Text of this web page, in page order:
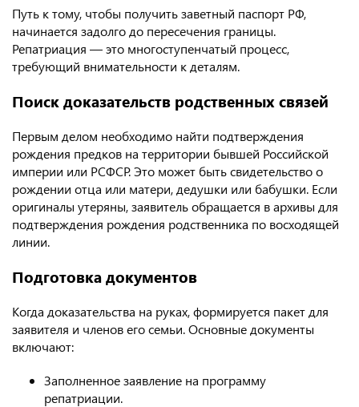
Путь к тому, чтобы получить заветный паспорт РФ,
начинается задолго до пересечения границы.
Репатриация — это многоступенчатый процесс,
требующий внимательности к деталям.
Поиск доказательств родственных связей
Первым делом необходимо найти подтверждения
рождения предков на территории бывшей Российской
империи или РСФСР. Это может быть свидетельство о
рождении отца или матери, дедушки или бабушки. Если
оригиналы утеряны, заявитель обращается в архивы для
подтверждения рождения родственника по восходящей
линии.
Подготовка документов
Когда доказательства на руках, формируется пакет для
заявителя и членов его семьи. Основные документы
включают:
Заполненное заявление на программу
репатриации.